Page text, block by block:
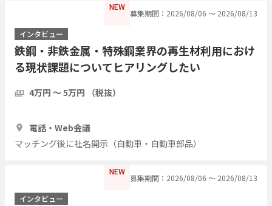
NEW
募集期間：2026/08/06 〜 2026/08/13
インタビュー
鉄鋼・非鉄金属・特殊鋼業界の再生材利用におけ
る現状課題についてヒアリングしたい
4万円 〜 5万円 （税抜）
電話・Web会議
マッチング後に社名開示（自動車・自動車部品）
NEW
募集期間：2026/08/06 〜 2026/08/13
インタビュー